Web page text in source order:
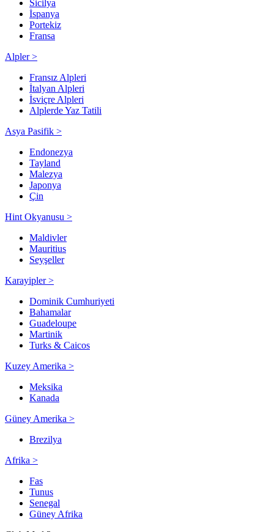
Sicilya
İspanya
Portekiz
Fransa
Alpler >
Fransız Alpleri
İtalyan Alpleri
İsviçre Alpleri
Alplerde Yaz Tatili
Asya Pasifik >
Endonezya
Tayland
Malezya
Japonya
Çin
Hint Okyanusu >
Maldivler
Mauritius
Seyşeller
Karayipler >
Dominik Cumhuriyeti
Bahamalar
Guadeloupe
Martinik
Turks & Caicos
Kuzey Amerika >
Meksika
Kanada
Güney Amerika >
Brezilya
Afrika >
Fas
Tunus
Senegal
Güney Afrika